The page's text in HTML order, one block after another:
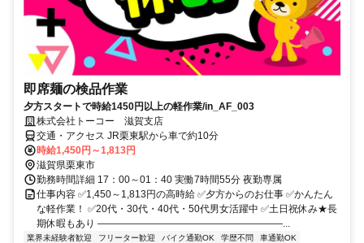
即席麺の検品作業
夕方スタートで時給1450円以上の軽作業/in_AF_003
株式会社トーコー 滋賀支店
交通・アクセス JR栗東駅から車で約10分
時給1,450円～1,813円
滋賀県栗東市
勤務時間詳細 17：00～01：40 実働7時間55分 夜勤専属
仕事内容 ✅1,450～1,813円の高時給 ✅夕方からのお仕事 ✅かんたん
な軽作業！ ✅20代・30代・40代・50代男女活躍中 ✅土日祝休み★長
期休暇もあり ―――――――――――――――――――...
業界未経験者歓迎 フリーター歓迎 バイク通勤OK 学歴不問
車通勤OK